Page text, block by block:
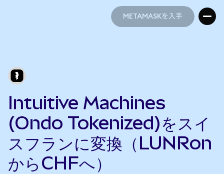
METAMASKを入手
Intuitive Machines
(Ondo Tokenized)をスイ
スフランに変換（LUNRon
からCHFへ）